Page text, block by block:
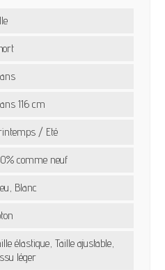
116 cm
/ Eté
comme neuf
Blanc
élastique, Taille ajustable,
léger